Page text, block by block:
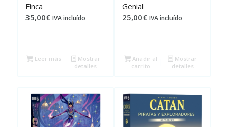
Finca
35,00€ IVA incluído
Leer más
Mostrar
detalles
Genial
25,00€ IVA incluído
Añadir al
carrito
Mostrar
detalles